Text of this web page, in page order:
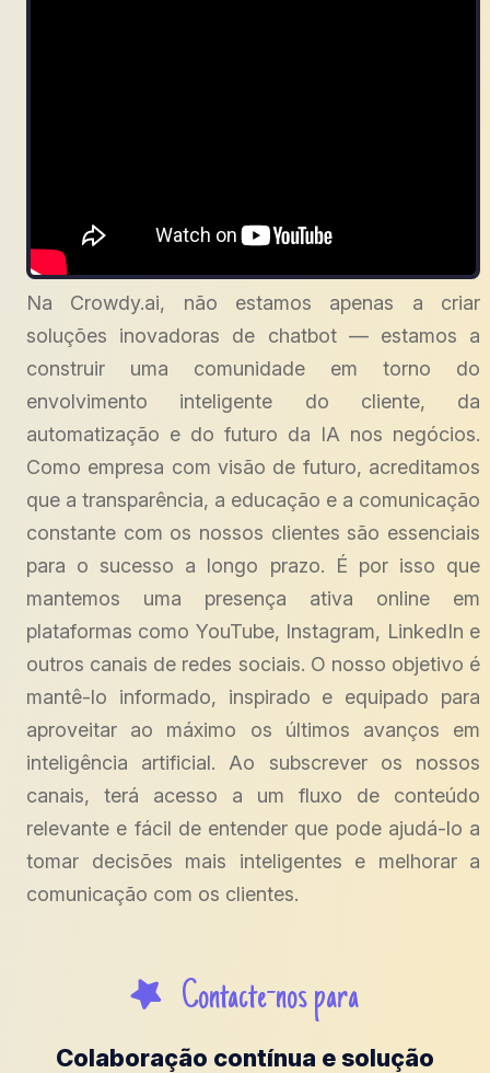
Na Crowdy.ai, não estamos apenas a criar
soluções inovadoras de chatbot — estamos a
construir uma comunidade em torno do
envolvimento inteligente do cliente, da
automatização e do futuro da IA nos negócios.
Como empresa com visão de futuro, acreditamos
que a transparência, a educação e a comunicação
constante com os nossos clientes são essenciais
para o sucesso a longo prazo. É por isso que
mantemos uma presença ativa online em
plataformas como YouTube, Instagram, LinkedIn e
outros canais de redes sociais. O nosso objetivo é
mantê-lo informado, inspirado e equipado para
aproveitar ao máximo os últimos avanços em
inteligência artificial. Ao subscrever os nossos
canais, terá acesso a um fluxo de conteúdo
relevante e fácil de entender que pode ajudá-lo a
tomar decisões mais inteligentes e melhorar a
comunicação com os clientes.
Contacte-nos para
Colaboração contínua e solução